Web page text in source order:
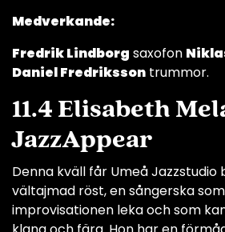
Medverkande:
Fredrik Lindborg saxofon
Daniel Fredriksson trummor.
11.4 Elisabeth
JazzAppear
Denna kväll får Umeå Jazzstudio
vältajmad röst, en sångerska
improvisationen leka och som